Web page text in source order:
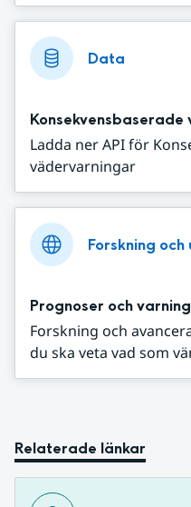
Data
Ladda ner API för
vädervarningar
Forskning
Prognoser och
Forskning och
du ska veta vad som
Relaterade länkar